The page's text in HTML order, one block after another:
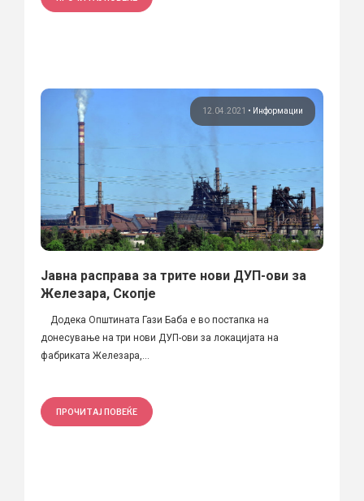
12.04.2021 • Информации
Јавна расправа за трите нови ДУП-ови за
Железара, Скопје
Додека Општината Гази Баба е во постапка на
донесување на три нови ДУП-ови за локацијата на
фабриката Железара,...
ПРОЧИТАЈ ПОВЕЌЕ